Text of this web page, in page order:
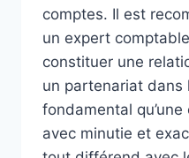
comptes. Il est
un expert
constituer une
un partenariat dans
fondamental
avec minutie et